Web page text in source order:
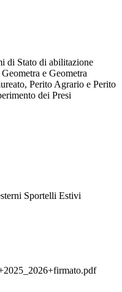
di Stato di abilitazione
e Geometra
Perito Agrario e Perito
dei Presi
Sportelli Estivi